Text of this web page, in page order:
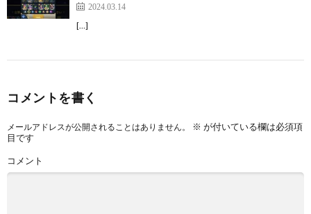
2024.03.14
[…]
コメントを書く
メールアドレスが公開されることはありません。 ※ が付いている欄は必須項
目です
コメント